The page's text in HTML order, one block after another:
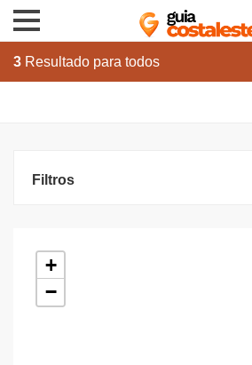
3 Resultado para todos
Filtros
+
−